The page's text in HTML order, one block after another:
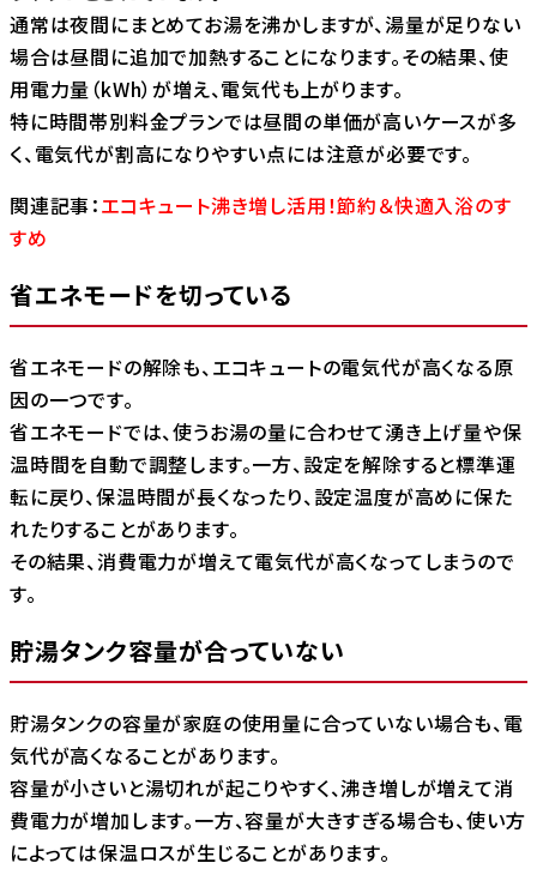
通常は夜間にまとめてお湯を沸かしますが、湯量が足りない
場合は昼間に追加で加熱することになります。その結果、使
用電力量（kWh）が増え、電気代も上がります。
特に時間帯別料金プランでは昼間の単価が高いケースが多
く、電気代が割高になりやすい点には注意が必要です。
関連記事：エコキュート沸き増し活用！節約＆快適入浴のす
すめ
省エネモードを切っている
省エネモードの解除も、エコキュートの電気代が高くなる原
因の一つです。
省エネモードでは、使うお湯の量に合わせて湧き上げ量や保
温時間を自動で調整します。一方、設定を解除すると標準運
転に戻り、保温時間が長くなったり、設定温度が高めに保た
れたりすることがあります。
その結果、消費電力が増えて電気代が高くなってしまうので
す。
貯湯タンク容量が合っていない
貯湯タンクの容量が家庭の使用量に合っていない場合も、電
気代が高くなることがあります。
容量が小さいと湯切れが起こりやすく、沸き増しが増えて消
費電力が増加します。一方、容量が大きすぎる場合も、使い方
によっては保温ロスが生じることがあります。